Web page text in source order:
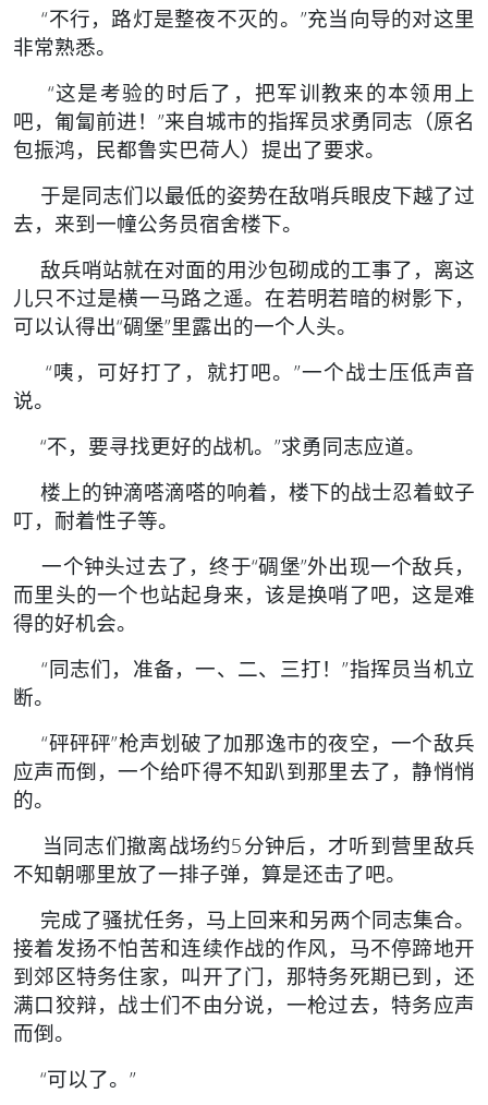
“不行，路灯是整夜不灭的。”充当向导的对这里
非常熟悉。
“这是考验的时后了，把军训教来的本领用上
吧，匍匐前进！”来自城市的指挥员求勇同志（原名
包振鸿，民都鲁实巴荷人）提出了要求。
于是同志们以最低的姿势在敌哨兵眼皮下越了过
去，来到一幢公务员宿舍楼下。
敌兵哨站就在对面的用沙包砌成的工事了，离这
儿只不过是横一马路之遥。在若明若暗的树影下，
可以认得出“碉堡”里露出的一个人头。
“咦，可好打了，就打吧。”一个战士压低声音
说。
“不，要寻找更好的战机。”求勇同志应道。
楼上的钟滴嗒滴嗒的响着，楼下的战士忍着蚊子
叮，耐着性子等。
一个钟头过去了，终于“碉堡”外出现一个敌兵，
而里头的一个也站起身来，该是换哨了吧，这是难
得的好机会。
“同志们，准备，一、二、三打！”指挥员当机立
断。
“砰砰砰”枪声划破了加那逸市的夜空，一个敌兵
应声而倒，一个给吓得不知趴到那里去了，静悄悄
的。
当同志们撤离战场约5分钟后，才听到营里敌兵
不知朝哪里放了一排子弹，算是还击了吧。
完成了骚扰任务，马上回来和另两个同志集合。
接着发扬不怕苦和连续作战的作风，马不停蹄地开
到郊区特务住家，叫开了门，那特务死期已到，还
满口狡辩，战士们不由分说，一枪过去，特务应声
而倒。
“可以了。”